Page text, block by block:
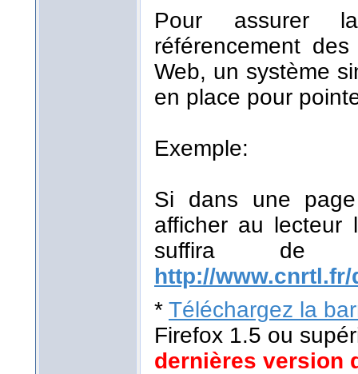
Pour assurer
référencement
Web, un système
en place pour
Exemple:
Si dans une
afficher au lecteur
suffira de
http://
* Téléchargez la
Firefox 1.5 ou
dernières version